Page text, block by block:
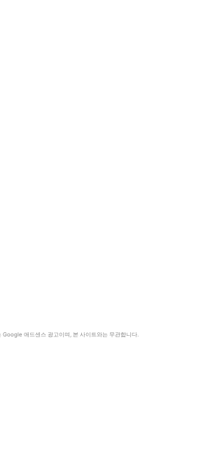
Google 애드센스 광고이며, 본 사이트와는 무관합니다.